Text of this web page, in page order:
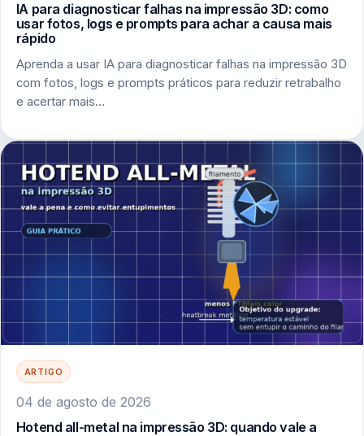
IA para diagnosticar falhas na impressão 3D: como
usar fotos, logs e prompts para achar a causa mais
rápido
Aprenda a usar IA para diagnosticar falhas na impressão 3D
com fotos, logs e prompts práticos para reduzir retrabalho
e acertar mais…
ARTIGO
04 de agosto de 2026
Hotend all-metal na impressão 3D: quando vale a